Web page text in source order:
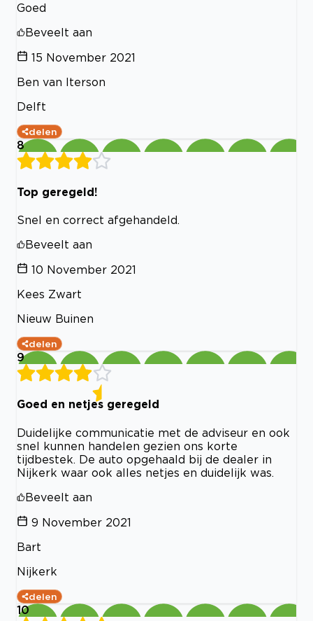
Goed
Beveelt aan
15 November 2021
Ben van Iterson
Delft
delen
8
Top geregeld!
Snel en correct afgehandeld.
Beveelt aan
10 November 2021
Kees Zwart
Nieuw Buinen
delen
9
Goed en netjes geregeld
Duidelijke communicatie met de adviseur en ook
snel kunnen handelen gezien ons korte
tijdbestek. De auto opgehaald bij de dealer in
Nijkerk waar ook alles netjes en duidelijk was.
Beveelt aan
9 November 2021
Bart
Nijkerk
delen
10